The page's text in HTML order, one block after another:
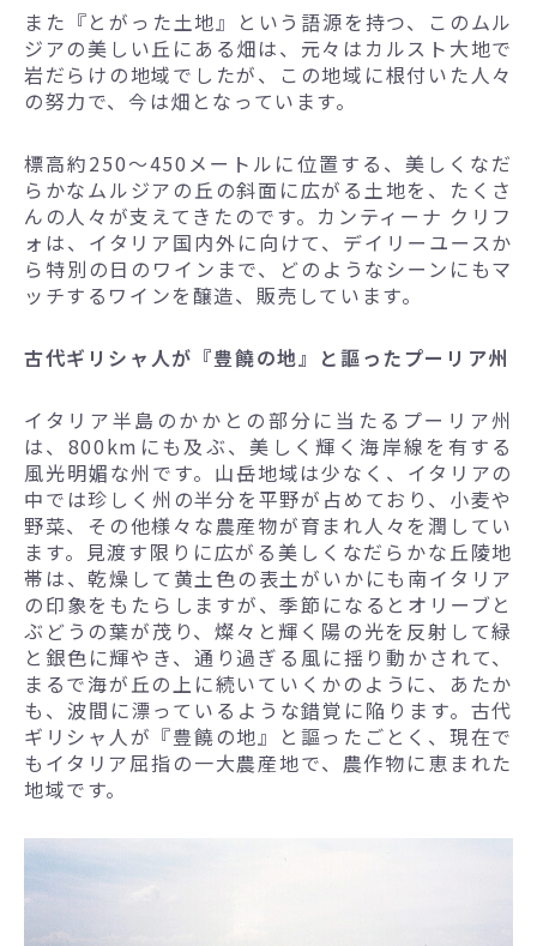
また『とがった土地』という語源を持つ、このムル
ジアの美しい丘にある畑は、元々はカルスト大地で
岩だらけの地域でしたが、この地域に根付いた人々
の努力で、今は畑となっています。
標高約250～450メートルに位置する、美しくなだ
らかなムルジアの丘の斜面に広がる土地を、たくさ
んの人々が支えてきたのです。カンティーナ クリフ
ォは、イタリア国内外に向けて、デイリーユースか
ら特別の日のワインまで、どのようなシーンにもマ
ッチするワインを醸造、販売しています。
古代ギリシャ人が『豊饒の地』と謳ったプーリア州
イタリア半島のかかとの部分に当たるプーリア州
は、800kmにも及ぶ、美しく輝く海岸線を有する
風光明媚な州です。山岳地域は少なく、イタリアの
中では珍しく州の半分を平野が占めており、小麦や
野菜、その他様々な農産物が育まれ人々を潤してい
ます。見渡す限りに広がる美しくなだらかな丘陵地
帯は、乾燥して黄土色の表土がいかにも南イタリア
の印象をもたらしますが、季節になるとオリーブと
ぶどうの葉が茂り、燦々と輝く陽の光を反射して緑
と銀色に輝やき、通り過ぎる風に揺り動かされて、
まるで海が丘の上に続いていくかのように、あたか
も、波間に漂っているような錯覚に陥ります。古代
ギリシャ人が『豊饒の地』と謳ったごとく、現在で
もイタリア屈指の一大農産地で、農作物に恵まれた
地域です。